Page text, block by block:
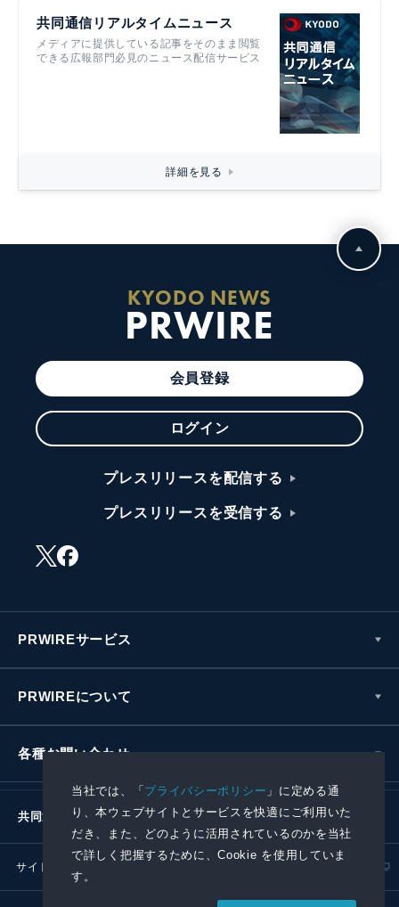
当社では、「プライバシーポリシー 」に定める通
り、本ウェブサイトとサービスを快適にご利用いた
だき、また、どのように活用されているのかを当社
で詳しく把握するために、Cookie を使用していま
す。
共同通信リアルタイムニュース
メディアに提供している記事をそのまま閲覧
できる広報部門必見のニュース配信サービス
詳細を見る
KYODO NEWS
PRWIRE
会員登録
ログイン
プレスリリースを配信する
プレスリリースを受信する
PRWIREサービス
PRWIREについて
各種お問い合わせ
共同通信社グループ
サイトポリシー